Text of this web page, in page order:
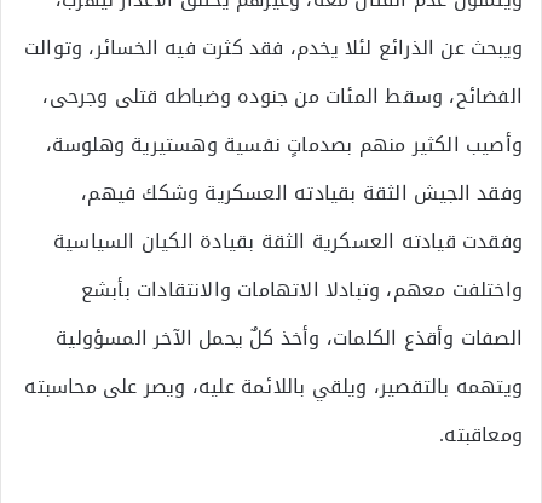
ويبحث عن الذرائع لئلا يخدم، فقد كثرت فيه الخسائر، وتوالت
الفضائح، وسقط المئات من جنوده وضباطه قتلى وجرحى،
وأصيب الكثير منهم بصدماتٍ نفسية وهستيرية وهلوسة،
وفقد الجيش الثقة بقيادته العسكرية وشكك فيهم،
وفقدت قيادته العسكرية الثقة بقيادة الكيان السياسية
واختلفت معهم، وتبادلا الاتهامات والانتقادات بأبشع
الصفات وأقذع الكلمات، وأخذ كلٌ يحمل الآخر المسؤولية
ويتهمه بالتقصير، ويلقي باللائمة عليه، ويصر على محاسبته
ومعاقبته.